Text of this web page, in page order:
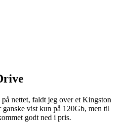
nettet, faldt jeg over et Kingston
vist kun på 120Gb, men til
godt ned i pris.